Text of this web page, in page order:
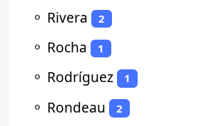
⚬ Rivera 2
⚬ Rocha 1
⚬ Rodríguez 1
⚬ Rondeau 2